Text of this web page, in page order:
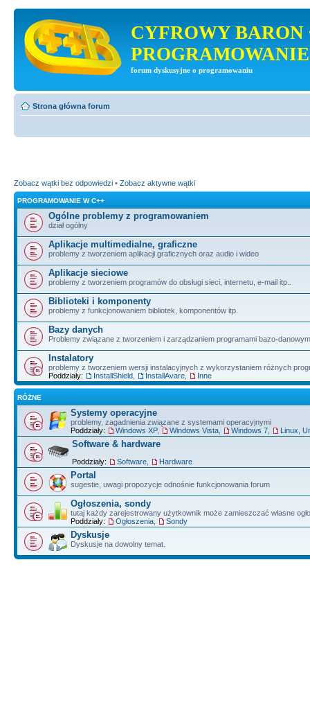
CYFROWY BARON
PROGRAMOWANIE
forum dyskusyjne o programowaniu
Strona główna forum
Zobacz wątki bez odpowiedzi • Zobacz aktywne wątki
PROGRAMOWANIE W C++
Ogólne problemy z programowaniem
dział ogólny
Aplikacje multimedialne, graficzne
problemy z tworzeniem aplikacji graficznych oraz audio i wideo
Aplikacje sieciowe
problemy z tworzeniem programów do obsługi sieci, internetu, e-mail itp..
Biblioteki i komponenty
problemy z funkcjonowaniem bibliotek, komponentów itp.
Bazy danych
Problemy związane z tworzeniem i zarządzaniem programami bazo-
Instalatory
problemy z tworzeniem wersji instalacyjnych z wykorzystaniem różnych
Poddziały:
InstallShield InstallAvare Inne
RÓŻNE
Systemy operacyjne
problemy, zagadnienia związane z systemami operacyjnymi
Poddziały:
Windows XP, Windows Vista Windows 7 Linux,
Software & hardware
Poddziały: Software Hardware
Portal
sugestie, uwagi propozycje odnośnie funkcjonowania forum
Ogłoszenia, sondy
tutaj każdy zarejestrowany użytkownik może zamieszczać własne
Poddziały:
Ogłoszenia Sondy
Dyskusje
Dyskusje na dowolny temat.